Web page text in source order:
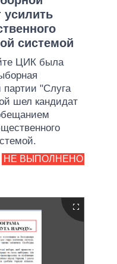
усилить
системой
ЦИК была
партии "Слуга
шел кандидат
НЕ ВЫПОЛНЕНО